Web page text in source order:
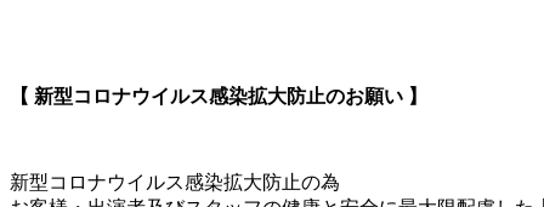
【 新型コロナウイルス感染拡大防止のお願い 】
新型コロナウイルス感染拡大防止の為